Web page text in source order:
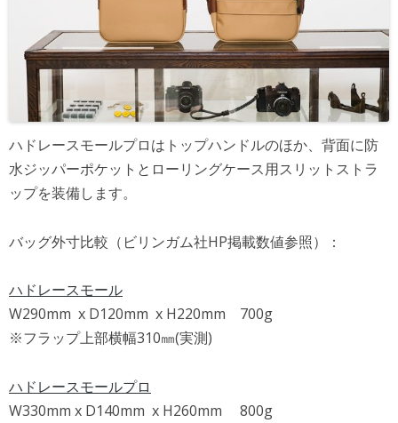
ハドレースモールプロはトップハンドルのほか、背面に防
水ジッパーポケットとローリングケース用スリットストラ
ップを装備します。
バッグ外寸比較（ビリンガム社HP掲載数値参照）：
ハドレースモール
W290mm x D120mm x H220mm 700g
※フラップ上部横幅310㎜(実測)
ハドレースモールプロ
W330mm x D140mm x H260mm 800g